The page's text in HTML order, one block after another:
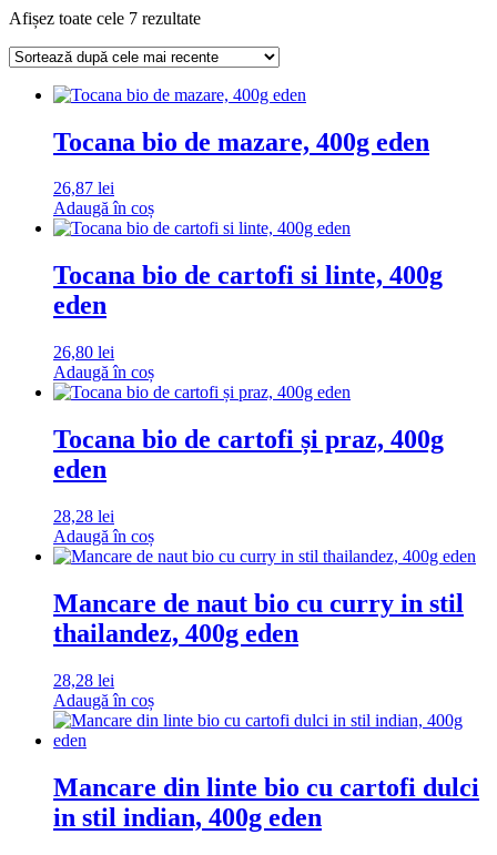
Afișez toate cele 7 rezultateSortat
cele
recente
Tocana bio de mazare, 400g eden
26,87 lei
Adaugă în coș
Tocana bio de cartofi si linte, 400g
eden
26,80 lei
Adaugă în coș
Tocana bio de cartofi și praz, 400g
eden
28,28 lei
Adaugă în coș
Mancare de naut bio cu curry in stil
thailandez, 400g eden
28,28 lei
Adaugă în coș
Mancare din linte bio cu cartofi dulci
in stil indian, 400g eden